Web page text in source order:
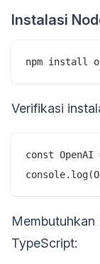
Instalasi
npm install
Verifikasi
const
Membutuhkan
TypeScript: